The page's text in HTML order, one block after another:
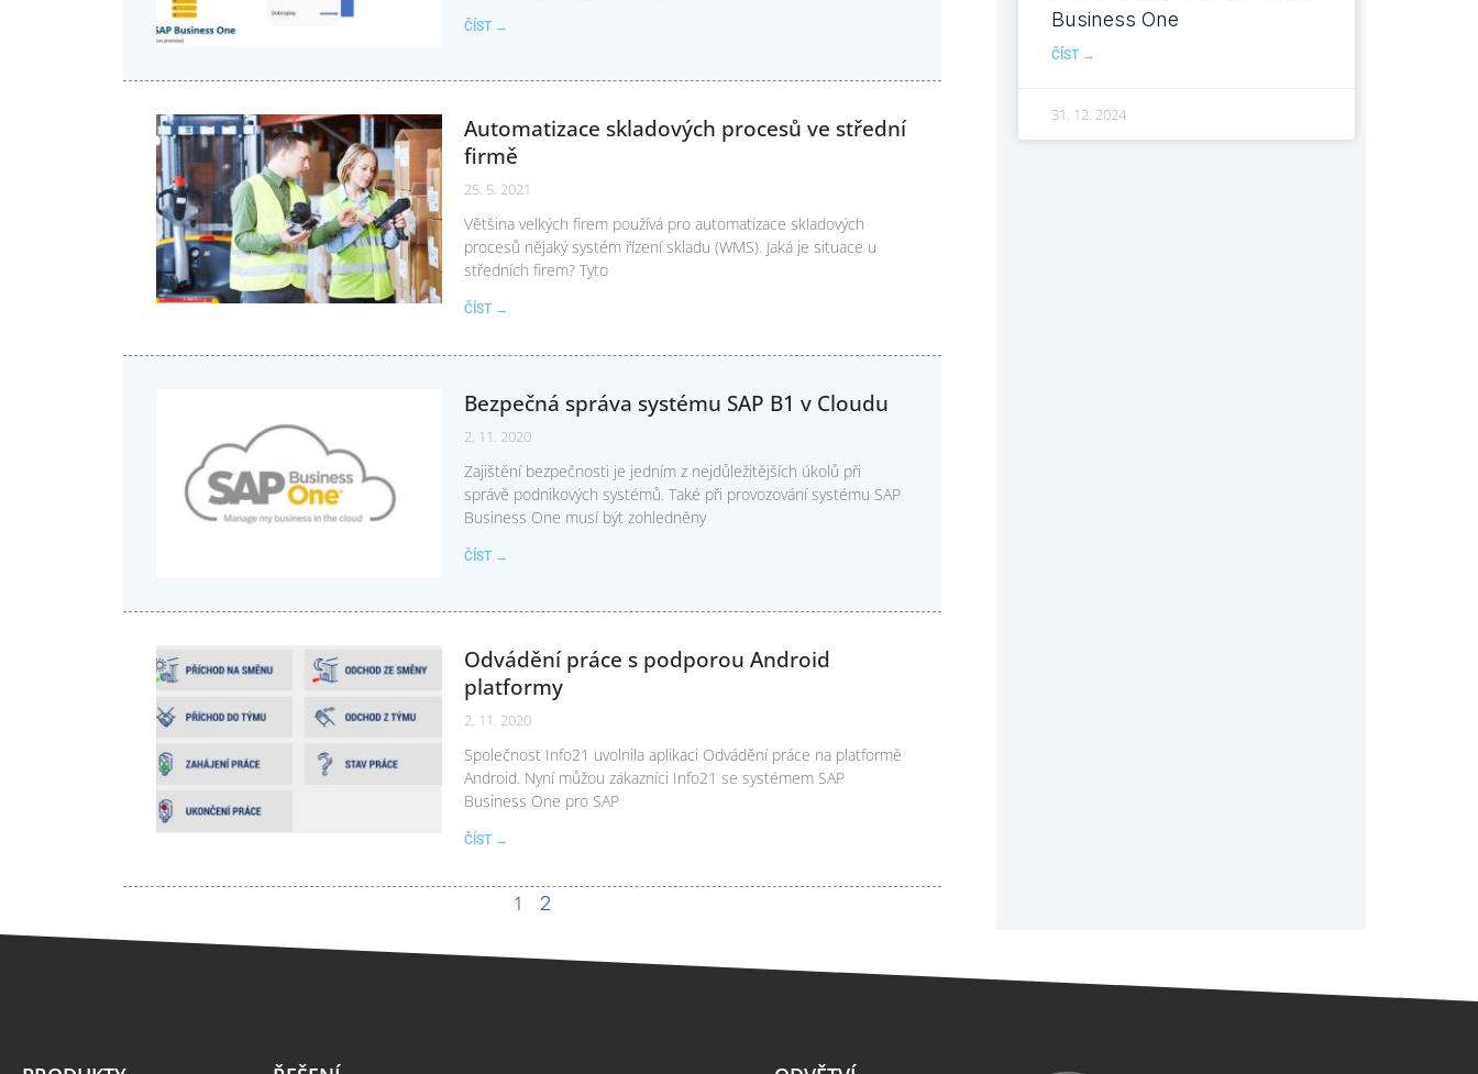
ČÍST →
Automatizace skladových procesů ve střední
firmě
25. 5. 2021
Většina velkých firem používá pro automatizace skladových
procesů nějaký systém řízení skladu (WMS). Jaká je situace u
středních firem? Tyto
ČÍST →
Bezpečná správa systému SAP B1 v Cloudu
2. 11. 2020
Zajištění bezpečnosti je jedním z nejdůležitějších úkolů při
správě podnikových systémů. Také při provozování systému SAP
Business One musí být zohledněny
ČÍST →
Odvádění práce s podporou Android
platformy
2. 11. 2020
Společnost Info21 uvolnila aplikaci Odvádění práce na platformě
Android. Nyní můžou zákazníci Info21 se systémem SAP
Business One pro SAP
ČÍST →
1 2
Business One
ČÍST →
31. 12. 2024